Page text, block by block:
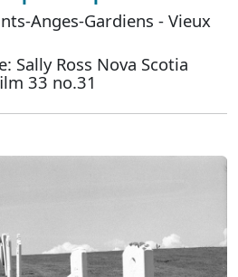
Anges-Gardiens - Vieux
Sally Ross Nova Scotia
33 no.31